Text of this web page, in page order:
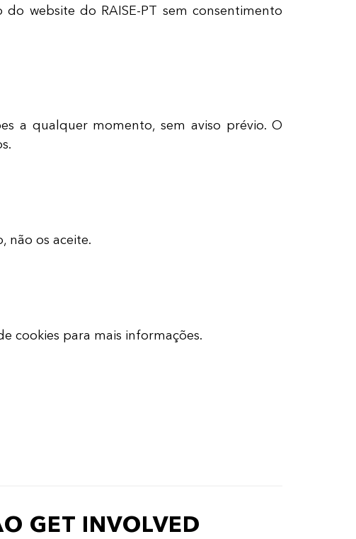
website do RAISE-PT sem consentimento
a qualquer momento, sem aviso prévio. O
não os aceite.
cookies para mais informações.
GET INVOLVED